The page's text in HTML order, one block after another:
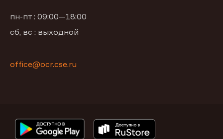
пн-пт : 09:00—18:00
сб, вс : выходной
office@ocr.cse.ru